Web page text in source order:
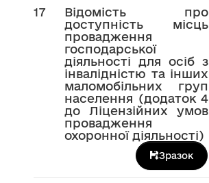
17
Відомість про
доступність місць
провадження
господарської
діяльності для осіб з
інвалідністю та інших
маломобільних груп
населення (додаток 4
до Ліцензійних умов
провадження
охоронної діяльності)
Зразок